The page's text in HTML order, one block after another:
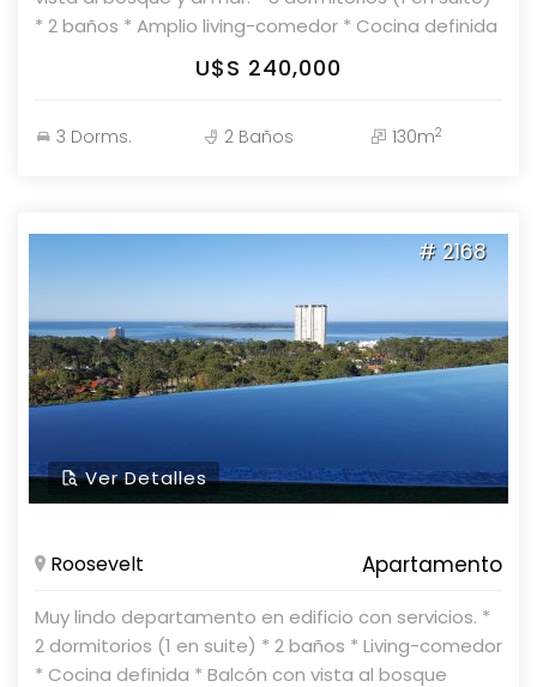
* 2 baños * Amplio living-comedor * Cocina definida
con lavadero * Terraza amplia Parolin & Asociados
Propiedades Consulte con nuestros asesores.
U$S 240,000
3 Dorms. 2 Baños 130m2
# 2168
Ver Detalles
Roosevelt Apartamento
Muy lindo departamento en edificio con servicios. *
2 dormitorios (1 en suite) * 2 baños * Living-comedor
* Cocina definida * Balcón con vista al bosque